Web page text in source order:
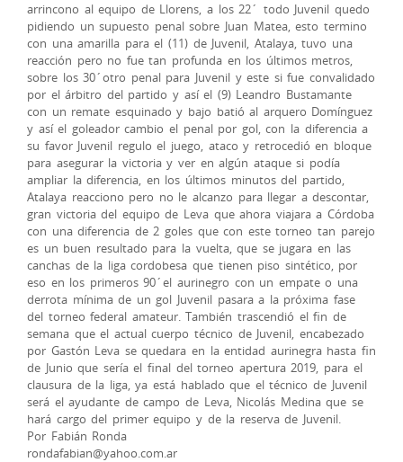
arrincono al equipo de Llorens, a los 22´ todo Juvenil quedo
pidiendo un supuesto penal sobre Juan Matea, esto termino
con una amarilla para el (11) de Juvenil, Atalaya, tuvo una
reacción pero no fue tan profunda en los últimos metros,
sobre los 30´otro penal para Juvenil y este si fue convalidado
por el árbitro del partido y así el (9) Leandro Bustamante
con un remate esquinado y bajo batió al arquero Domínguez
y así el goleador cambio el penal por gol, con la diferencia a
su favor Juvenil regulo el juego, ataco y retrocedió en bloque
para asegurar la victoria y ver en algún ataque si podía
ampliar la diferencia, en los últimos minutos del partido,
Atalaya reacciono pero no le alcanzo para llegar a descontar,
gran victoria del equipo de Leva que ahora viajara a Córdoba
con una diferencia de 2 goles que con este torneo tan parejo
es un buen resultado para la vuelta, que se jugara en las
canchas de la liga cordobesa que tienen piso sintético, por
eso en los primeros 90´el aurinegro con un empate o una
derrota mínima de un gol Juvenil pasara a la próxima fase
del torneo federal amateur. También trascendió el fin de
semana que el actual cuerpo técnico de Juvenil, encabezado
por Gastón Leva se quedara en la entidad aurinegra hasta fin
de Junio que sería el final del torneo apertura 2019, para el
clausura de la liga, ya está hablado que el técnico de Juvenil
será el ayudante de campo de Leva, Nicolás Medina que se
hará cargo del primer equipo y de la reserva de Juvenil.
Por Fabián Ronda
rondafabian@yahoo.com.ar